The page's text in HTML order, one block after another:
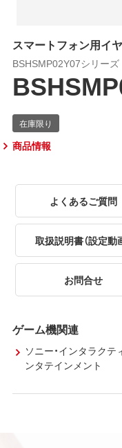
スマートフォン用イ
BSHSMP02Y07シリーズ
商品情報
よくあるご質問
取扱説明書（設定動
お問合せ
ゲーム機関連
ソニー・インタラクテ
ンタテインメント